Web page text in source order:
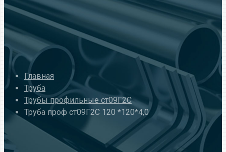
Главная
Труба
Трубы профильные ст09Г2С
Труба проф ст09Г2С 120 *120*4,0